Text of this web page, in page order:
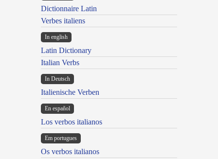
Dictionnaire Latin
Verbes italiens
In english
Latin Dictionary
Italian Verbs
In Deutsch
Italienische Verben
En español
Los verbos italianos
Em portugues
Os verbos italianos